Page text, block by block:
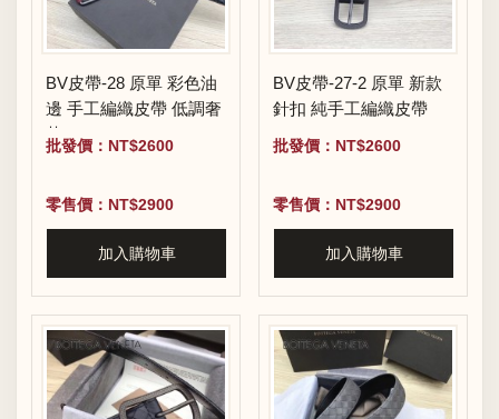
BV皮帶-28 原單 彩色油
邊 手工編織皮帶 低調奢
華
批發價：NT$2600
零售價：NT$2900
加入購物車
BV皮帶-27-2 原單 新款
針扣 純手工編織皮帶
批發價：NT$2600
零售價：NT$2900
加入購物車